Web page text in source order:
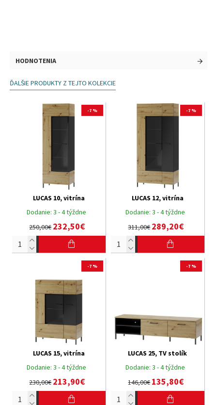
HODNOTENIA
ĎALŠIE PRODUKTY Z TEJTO KOLEKCIE
-7 %
Dodanie: 3 - 4 týždne
LUCAS 10, vitrína
250,00€232,50€
-7 %
Dodanie: 3 - 4 týždne
LUCAS 12, vitrína
311,00€289,20€
-7 %
Dodanie: 3 - 4 týždne
LUCAS 15, vitrína
230,00€213,90€
-7 %
Dodanie: 3 - 4 týždne
LUCAS 25, TV stolík
146,00€135,80€